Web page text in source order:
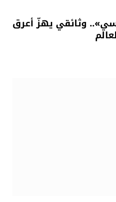
وثائقي يهزّ أعرق